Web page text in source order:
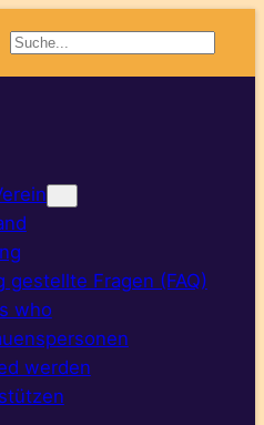
Suchen
gestellte Fragen (FAQ)
who
werden